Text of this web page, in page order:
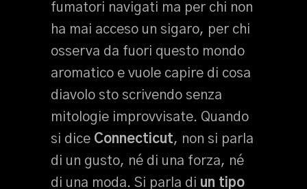
fumatori navigati ma per chi non
ha mai acceso un sigaro, per chi
osserva da fuori questo mondo
aromatico e vuole capire di cosa
diavolo sto scrivendo senza
mitologie improvvisate. Quando
si dice Connecticut, non si parla
di un gusto, né di una forza, né
di una moda. Si parla di un tipo